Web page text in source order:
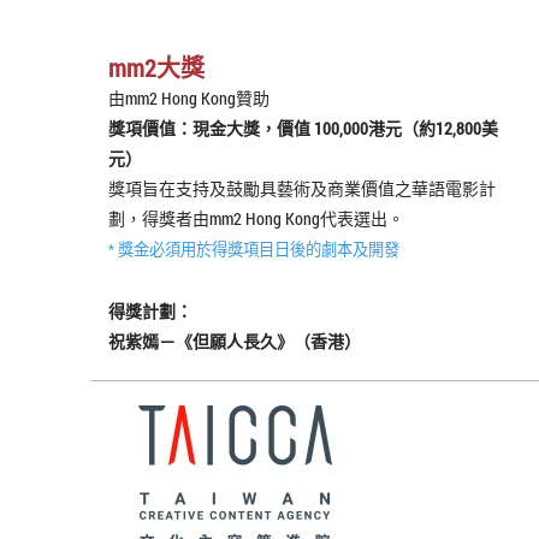
mm2大獎
由mm2 Hong Kong贊助
獎項價值：現金大獎，價值 100,000港元（約12,800美
元）
獎項旨在支持及鼓勵具藝術及商業價值之華語電影計
劃，得獎者由mm2 Hong Kong代表選出。
* 獎金必須用於得獎項目日後的劇本及開發
得獎計劃：
祝紫嫣－《但願人長久》（香港）